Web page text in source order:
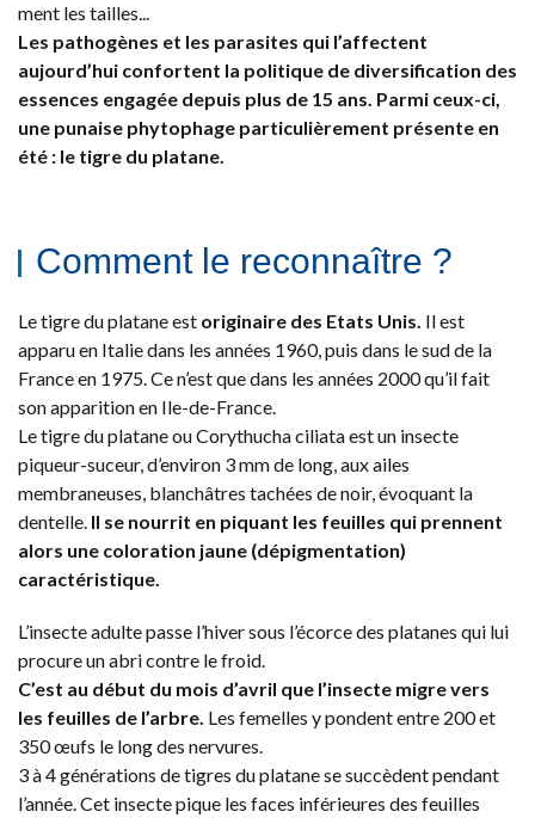
ment les tailles...
Les pathogènes et les parasites qui l’affectent
aujourd’hui confortent la politique de diversification des
essences engagée depuis plus de 15 ans. Parmi ceux-ci,
une punaise phytophage particulièrement présente en
été : le tigre du platane.
Comment le reconnaître ?
Le tigre du platane est originaire des Etats Unis. Il est
apparu en Italie dans les années 1960, puis dans le sud de la
France en 1975. Ce n’est que dans les années 2000 qu’il fait
son apparition en Ile-de-France.
Le tigre du platane ou Corythucha ciliata est un insecte
piqueur-suceur, d’environ 3 mm de long, aux ailes
membraneuses, blanchâtres tachées de noir, évoquant la
dentelle. Il se nourrit en piquant les feuilles qui prennent
alors une coloration jaune (dépigmentation)
caractéristique.
L’insecte adulte passe l’hiver sous l’écorce des platanes qui lui
procure un abri contre le froid.
C’est au début du mois d’avril que l’insecte migre vers
les feuilles de l’arbre. Les femelles y pondent entre 200 et
350 œufs le long des nervures.
3 à 4 générations de tigres du platane se succèdent pendant
l’année. Cet insecte pique les faces inférieures des feuilles